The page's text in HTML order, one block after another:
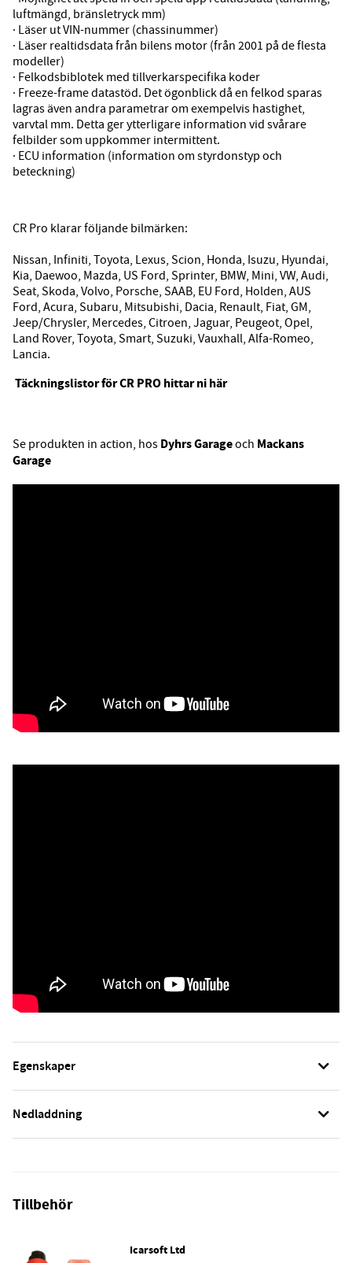
luftmängd, bränsletryck mm)
· Läser ut VIN-nummer (chassinummer)
· Läser realtidsdata från bilens motor (från 2001 på de flesta
modeller)
· Felkodsbiblotek med tillverkarspecifika koder
· Freeze-frame datastöd. Det ögonblick då en felkod sparas
lagras även andra parametrar om exempelvis hastighet,
varvtal mm. Detta ger ytterligare information vid svårare
felbilder som uppkommer intermittent.
· ECU information (information om styrdonstyp och
beteckning)
CR Pro klarar följande bilmärken:
Nissan, Infiniti, Toyota, Lexus, Scion, Honda, Isuzu, Hyundai,
Kia, Daewoo, Mazda, US Ford, Sprinter, BMW, Mini, VW, Audi,
Seat, Skoda, Volvo, Porsche, SAAB, EU Ford, Holden, AUS
Ford, Acura, Subaru, Mitsubishi, Dacia, Renault, Fiat, GM,
Jeep/Chrysler, Mercedes, Citroen, Jaguar, Peugeot, Opel,
Land Rover, Toyota, Smart, Suzuki, Vauxhall, Alfa-Romeo,
Lancia.
Täckningslistor för CR PRO hittar ni här
Se produkten in action, hos Dyhrs Garageoch Mackans
Garage
Egenskaper
Nedladdning
Tillbehör
Icarsoft Ltd